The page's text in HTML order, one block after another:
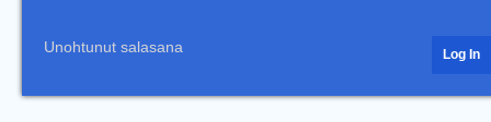
Unohtunut salasana